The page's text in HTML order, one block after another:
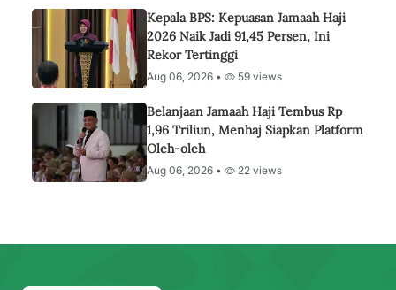
Kepala BPS: Kepuasan Jamaah Haji
2026 Naik Jadi 91,45 Persen, Ini
Rekor Tertinggi
Aug 06, 2026 • 59 views
Belanjaan Jamaah Haji Tembus Rp
1,96 Triliun, Menhaj Siapkan Platform
Oleh-oleh
Aug 06, 2026 • 22 views